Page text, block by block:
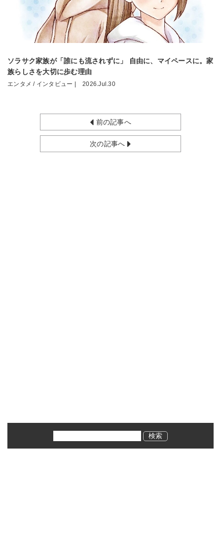
ソラサク家族が「誰にも流されずに」 自由に、マイペースに。家
族らしさを大切に歩む理由
エンタメ / インタビュー | 2026.Jul.30
前の記事へ
次の記事へ